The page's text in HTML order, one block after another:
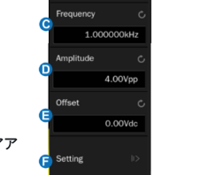
ア